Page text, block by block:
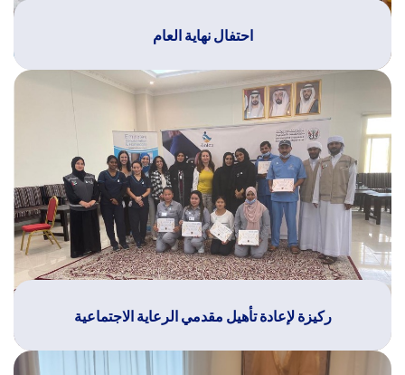
احتفال نهاية العام
ركيزة لإعادة تأهيل مقدمي الرعاية الاجتماعية